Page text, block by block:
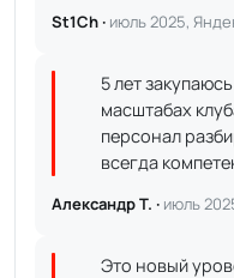
St1Ch · июль 2025,
5 лет
масштабах
персонал
всегда
Александр Т. · июль
Это новый